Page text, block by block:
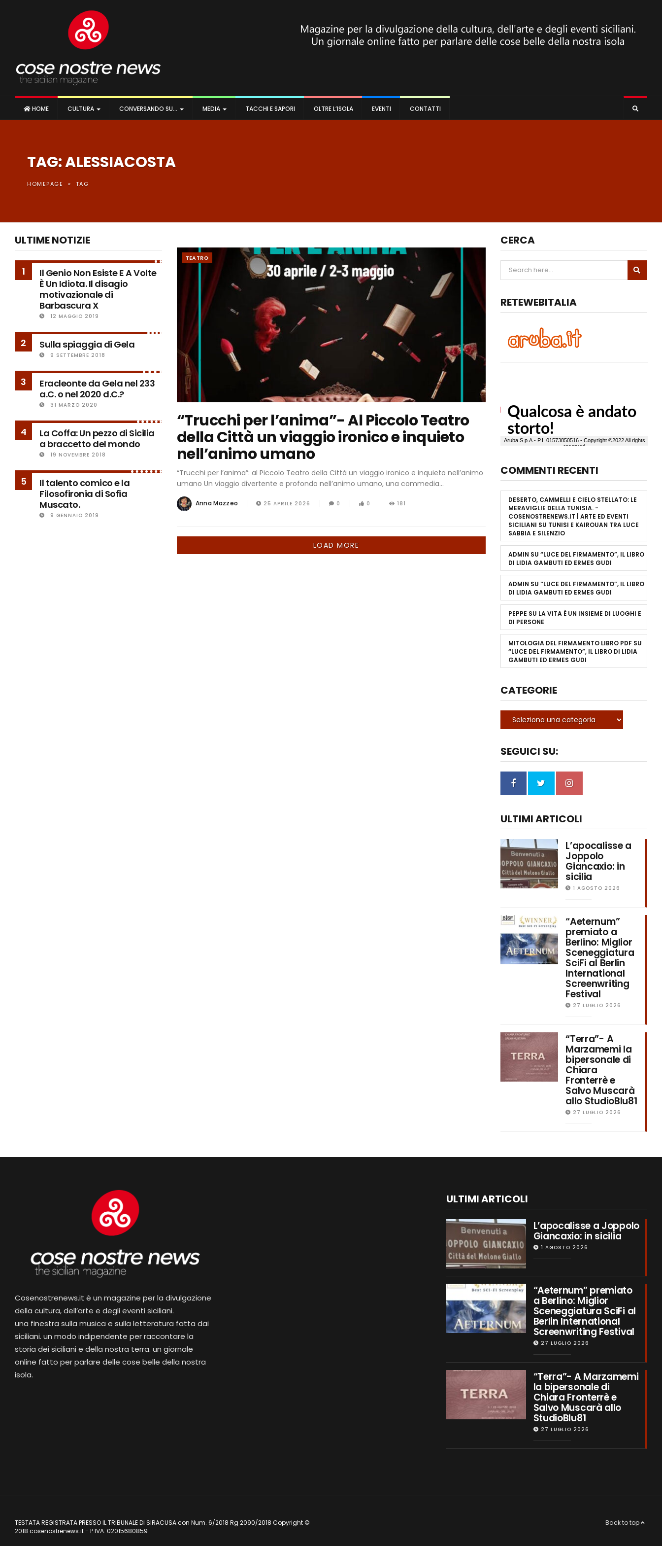
HOME CULTURA CONVERSANDO SU… MEDIA TACCHI E SAPORI OLTRE L’ISOLA EVENTI CONTATTI
TAG: ALESSIACOSTA
HOMEPAGE » TAG
ULTIME NOTIZIE
1
Il Genio Non Esiste E A Volte
È Un Idiota. Il disagio
motivazionale di
Barbascura X
12 MAGGIO 2019
2 Sulla spiaggia di Gela
9 SETTEMBRE 2018
3
Eracleonte da Gela nel 233
a.C. o nel 2020 d.C.?
31 MARZO 2020
4
La Coffa: Un pezzo di Sicilia
a braccetto del mondo
19 NOVEMBRE 2018
5
Il talento comico e la
Filosofironia di Sofia
Muscato.
9 GENNAIO 2019
TEATRO
“Trucchi per l’anima”- Al Piccolo Teatro
della Città un viaggio ironico e inquieto
nell’animo umano
“Trucchi per l’anima”: al Piccolo Teatro della Città un viaggio ironico e inquieto nell’animo
umano Un viaggio divertente e profondo nell’animo umano, una commedia...
Anna Mazzeo 25 APRILE 2026 0 0 181
LOAD MORE
CERCA
RETEWEBITALIA
COMMENTI RECENTI
DESERTO, CAMMELLI E CIELO STELLATO: LE
MERAVIGLIE DELLA TUNISIA. -
COSENOSTRENEWS.IT | ARTE ED EVENTI
SICILIANI SU TUNISI E KAIROUAN TRA LUCE
SABBIA E SILENZIO
ADMIN SU “LUCE DEL FIRMAMENTO”, IL LIBRO
DI LIDIA GAMBUTI ED ERMES GUDI
ADMIN SU “LUCE DEL FIRMAMENTO”, IL LIBRO
DI LIDIA GAMBUTI ED ERMES GUDI
PEPPE SU LA VITA È UN INSIEME DI LUOGHI E
DI PERSONE
MITOLOGIA DEL FIRMAMENTO LIBRO PDFSU
“LUCE DEL FIRMAMENTO”, IL LIBRO DI LIDIA
GAMBUTI ED ERMES GUDI
CATEGORIE
SEGUICI SU:
ULTIMI ARTICOLI
L’apocalisse a
Joppolo
Giancaxio: in
sicilia
1 AGOSTO 2026
“Aeternum”
premiato a
Berlino: Miglior
Sceneggiatura
SciFi al Berlin
International
Screenwriting
Festival
27 LUGLIO 2026
“Terra”- A
Marzamemi la
bipersonale di
Chiara
Fronterrè e
Salvo Muscarà
allo StudioBlu81
27 LUGLIO 2026
Cosenostrenews.it è un magazine per la divulgazione
della cultura, dell’arte e degli eventi siciliani.
una finestra sulla musica e sulla letteratura fatta dai
siciliani. un modo indipendente per raccontare la
storia dei siciliani e della nostra terra. un giornale
online fatto per parlare delle cose belle della nostra
isola.
ULTIMI ARTICOLI
L’apocalisse a Joppolo
Giancaxio: in sicilia
1 AGOSTO 2026
“Aeternum” premiato
a Berlino: Miglior
Sceneggiatura SciFi al
Berlin International
Screenwriting Festival
27 LUGLIO 2026
“Terra”- A Marzamemi
la bipersonale di
Chiara Fronterrè e
Salvo Muscarà allo
StudioBlu81
27 LUGLIO 2026
TESTATA REGISTRATA PRESSO IL TRIBUNALE DI SIRACUSA con Num. 6/2018 Rg 2090/2018 Copyright ©
2018 cosenostrenews.it - P.IVA: 02015680859
Back to top